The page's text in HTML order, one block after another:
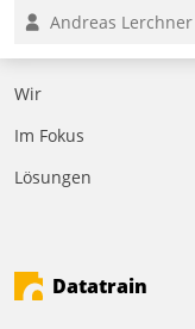
Andreas Lerchner
Wir
Im Fokus
Lösungen
Datatrain